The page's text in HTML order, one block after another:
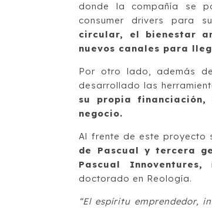
donde la compañía se
consumer drivers para
circular, el bienestar
nuevos canales para
Por otro lado, además
desarrollado las
su propia
negocio.
Al frente de este proyecto
de Pascual y tercera
Pascual Innoventures,
doctorado en Reología.
“El espíritu emprendedor,